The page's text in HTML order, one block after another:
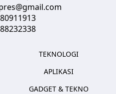
TEKNOLOGI
APLIKASI
GADGET & TEKNO